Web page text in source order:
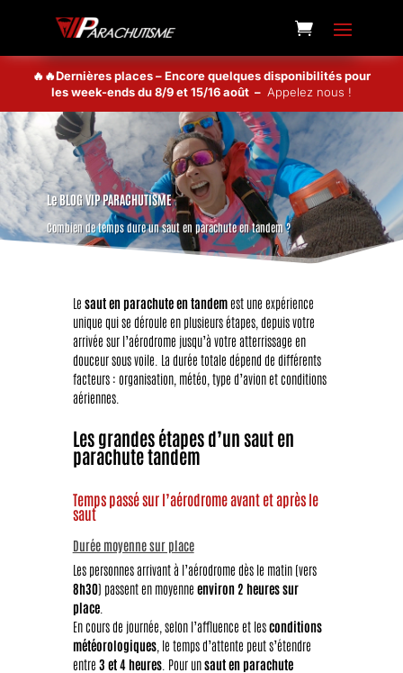
🔥🔥Dernières places – Encore quelques disponibilités pour
les week-ends du 8/9 et 15/16 août – Appelez nous !
Le BLOG VIP PARACHUTISME
Combien de temps dure un saut en parachute en tandem ?
Le saut en parachute en tandemest une expérience
unique qui se déroule en plusieurs étapes, depuis votre
arrivée sur l’aérodrome jusqu’à votre atterrissage en
douceur sous voile. La durée totale dépend de différents
facteurs : organisation, météo, type d’avion et conditions
aériennes.
Les grandes étapes d’un saut en
parachute tandem
Temps passé sur l’aérodrome avant et après le
saut
Durée moyenne sur place
Les personnes arrivant à l’aérodrome dès le matin (vers
8h30) passent en moyenne environ 2 heures sur
place.
En cours de journée, selon l’affluence et lesconditions
météorologiques, le temps d’attente peut s’étendre
entre 3 et 4 heures. Pour unsaut en parachute